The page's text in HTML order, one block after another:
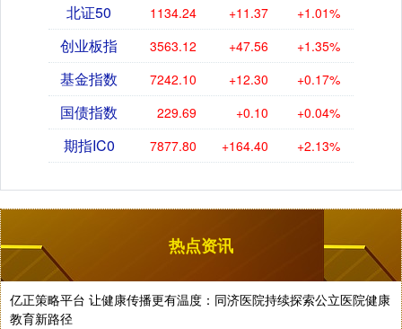
北证50 1134.24 +11.37 +1.01%
创业板指 3563.12 +47.56 +1.35%
基金指数 7242.10 +12.30 +0.17%
国债指数 229.69 +0.10 +0.04%
期指IC0 7877.80 +164.40 +2.13%
热点资讯
亿正策略平台 让健康传播更有温度：同济医院持续探索公立医院健康
教育新路径